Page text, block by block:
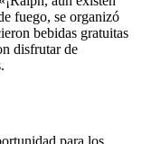
fuego, se organizó
bebidas gratuitas
disfrutar de